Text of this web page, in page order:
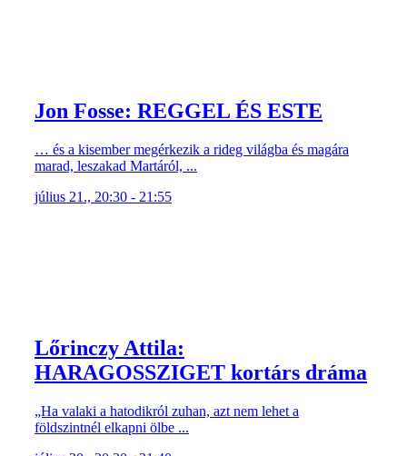
Jon Fosse: REGGEL ÉS ESTE
… és a kisember megérkezik a rideg világba és magára
marad, leszakad Martáról, ...
július 21., 20:30 - 21:55
Lőrinczy Attila:
HARAGOSSZIGET kortárs dráma
„Ha valaki a hatodikról zuhan, azt nem lehet a
földszintnél elkapni ölbe ...